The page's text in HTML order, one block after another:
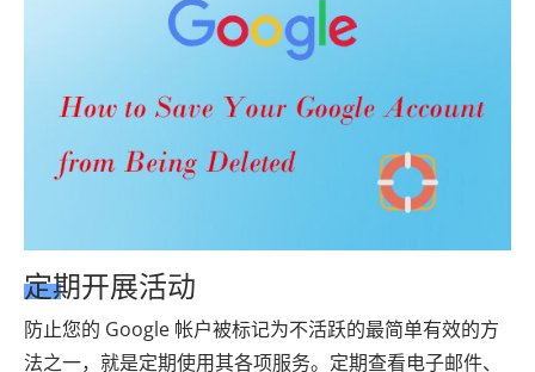
定期开展活动
防止您的 Google 帐户被标记为不活跃的最简单有效的方
法之一，就是定期使用其各项服务。定期查看电子邮件、